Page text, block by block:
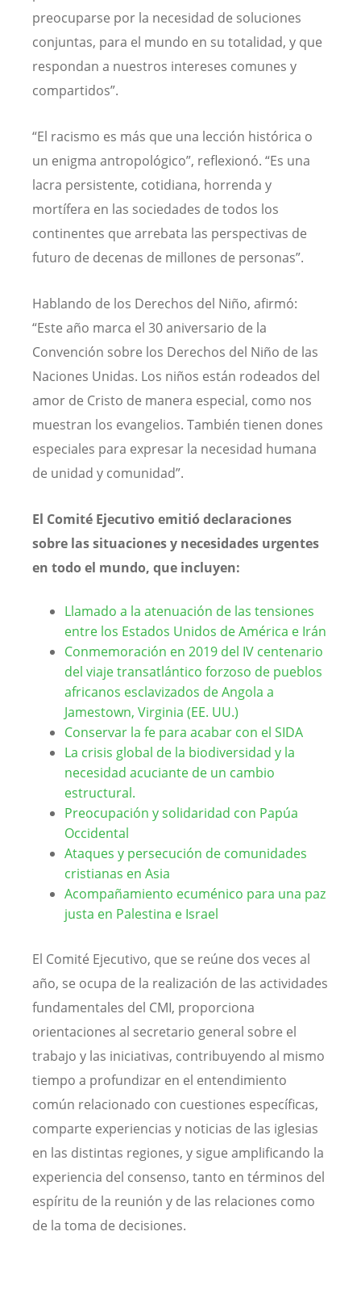
preocuparse por la necesidad de soluciones
conjuntas, para el mundo en su totalidad, y que
respondan a nuestros intereses comunes y
compartidos”.
“El racismo es más que una lección histórica o
un enigma antropológico”, reflexionó. “Es una
lacra persistente, cotidiana, horrenda y
mortífera en las sociedades de todos los
continentes que arrebata las perspectivas de
futuro de decenas de millones de personas”.
Hablando de los Derechos del Niño, afirmó:
“Este año marca el 30 aniversario de la
Convención sobre los Derechos del Niño de las
Naciones Unidas. Los niños están rodeados del
amor de Cristo de manera especial, como nos
muestran los evangelios. También tienen dones
especiales para expresar la necesidad humana
de unidad y comunidad”.
El Comité Ejecutivo emitió declaraciones
sobre las situaciones y necesidades urgentes
en todo el mundo, que incluyen:
Llamado a la atenuación de las tensiones
entre los Estados Unidos de América e Irán
Conmemoración en 2019 del IV centenario
del viaje transatlántico forzoso de pueblos
africanos esclavizados de Angola a
Jamestown, Virginia (EE. UU.)
Conservar la fe para acabar con el SIDA
La crisis global de la biodiversidad y la
necesidad acuciante de un cambio
estructural.
Preocupación y solidaridad con Papúa
Occidental
Ataques y persecución de comunidades
cristianas en Asia
Acompañamiento ecuménico para una paz
justa en Palestina e Israel
El Comité Ejecutivo, que se reúne dos veces al
año, se ocupa de la realización de las actividades
fundamentales del CMI, proporciona
orientaciones al secretario general sobre el
trabajo y las iniciativas, contribuyendo al mismo
tiempo a profundizar en el entendimiento
común relacionado con cuestiones específicas,
comparte experiencias y noticias de las iglesias
en las distintas regiones, y sigue amplificando la
experiencia del consenso, tanto en términos del
espíritu de la reunión y de las relaciones como
de la toma de decisiones.